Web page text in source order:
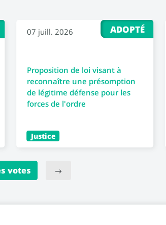
ADOPTÉ
07 juill. 2026
Proposition de loi visant à
reconnaître une présomption
de légitime défense pour les
forces de l'ordre
Justice
votes